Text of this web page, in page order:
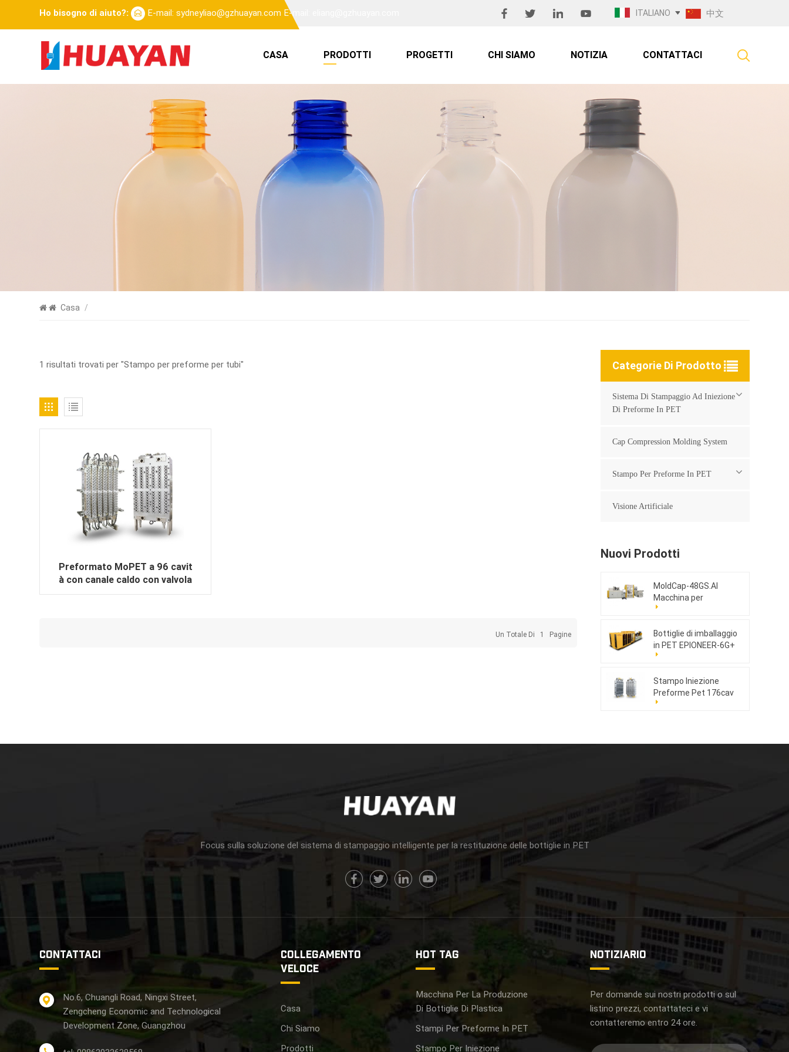
Ho bisogno di aiuto?: E-mail: sydneyliao@gzhuayan.com E-mail: eliang@gzhuayan.com ITALIANO 中文
CASA PRODOTTI PROGETTI CHI SIAMO NOTIZIA CONTATTACI
Casa /
1 risultati trovati per "Stampo per preforme per tubi"
Preformato MoPET a 96 cavit
à con canale caldo con valvola
Un Totale Di 1 Pagine
Categorie Di Prodotto
Sistema Di Stampaggio Ad Iniezione
Di Preforme In PET
Cap Compression Molding System
Stampo Per Preforme In PET
Visione Artificiale
Nuovi Prodotti
MoldCap-48GS.AI
Macchina per
stampaggio a
ad alta velocità
Bottiglie di imballaggio
in PET EPIONEER-6G+
Stampo Iniezione
Preforme Pet 176cav
Focus sulla soluzione del sistema di stampaggio intelligente per la restituzione delle bottiglie in PET
CONTATTACI
No.6, Chuangli Road, Ningxi Street,
Zengcheng Economic and Technological
Development Zone, Guangzhou
COLLEGAMENTO
VELOCE
Casa
Chi Siamo
Prodotti
HOT TAG
Macchina Per La Produzione
Di Bottiglie Di Plastica
Stampi Per Preforme In PET
Stampo Per Iniezione
NOTIZIARIO
Per domande sui nostri prodotti o sul
listino prezzi, contattateci e vi
contatteremo entro 24 ore.